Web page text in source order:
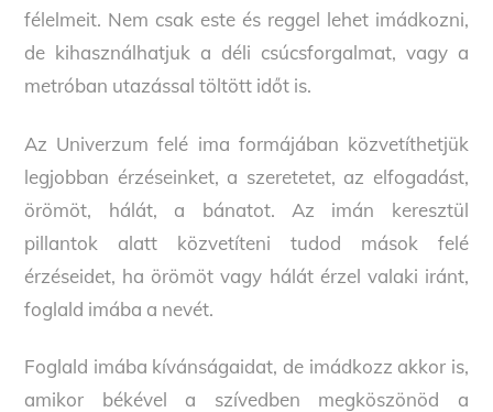
félelmeit. Nem csak este és reggel lehet imádkozni,
de kihasználhatjuk a déli csúcsforgalmat, vagy a
metróban utazással töltött időt is.
Az Univerzum felé ima formájában közvetíthetjük
legjobban érzéseinket, a szeretetet, az elfogadást,
örömöt, hálát, a bánatot. Az imán keresztül
pillantok alatt közvetíteni tudod mások felé
érzéseidet, ha örömöt vagy hálát érzel valaki iránt,
foglald imába a nevét.
Foglald imába kívánságaidat, de imádkozz akkor is,
amikor békével a szívedben megköszönöd a